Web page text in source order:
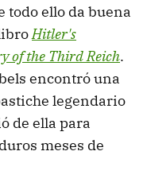
todo ello da buena
Hitler's
of the Third Reich.
encontró una
legendario
de ella para
meses de